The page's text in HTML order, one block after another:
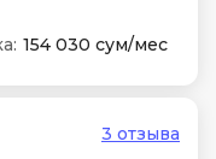
154 030 сум/мес
3 отзыва